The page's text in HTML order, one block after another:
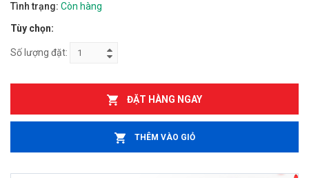
Tình trạng: Còn hàng
Tùy chọn:
Số lượng đặt:
ĐẶT HÀNG NGAY
THÊM VÀO GIỎ